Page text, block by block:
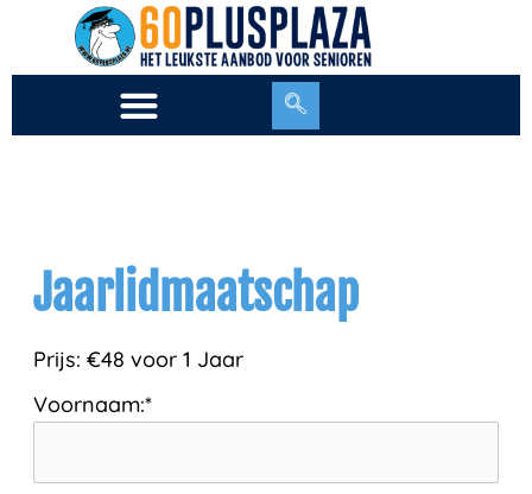
de
Jaarlidmaatschap
Prijs: €48 voor 1 Jaar
Voornaam:*